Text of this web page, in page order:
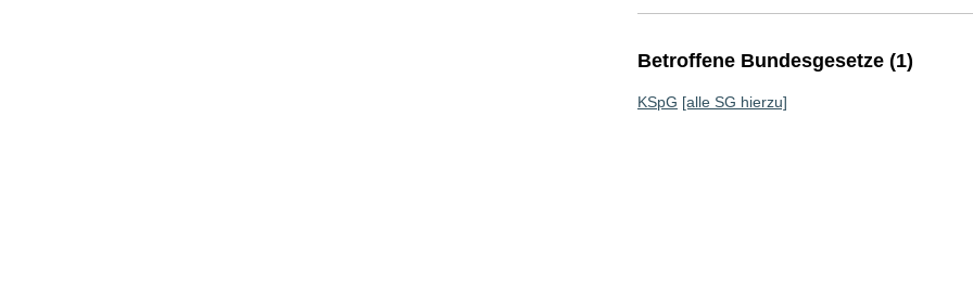
Betroffene Bundesgesetze (1)
KSpG [alle SG hierzu]